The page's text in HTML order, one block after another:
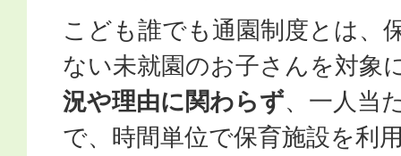
こども誰でも通園制度とは、
ない未就園のお子さんを対象
況や理由に関わらず、一人当
で、時間単位で保育施設を利